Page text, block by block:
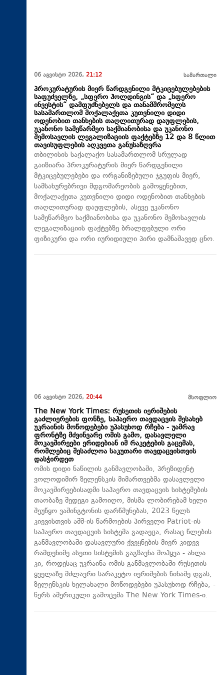
06 აგვისტო 2026, 21:12 სამართალი
პროკურატურის მიერ წარდგენილი მტკიცებულებების
საფუძველზე, „სფერო ჰოლდინგის“ და „სფერო
ინვესტის“ დამფუძნებელს და თანამშრომელს
სასამართლომ მოქალაქეთა კუთვნილი დიდი
ოდენობით თანხების თაღლითურად დაუფლების,
უკანონო სამეწარმეო საქმიანობისა და უკანონო
შემოსავლის ლეგალიზაციის ფაქტებზე 12 და 8 წლით
თავისუფლების აღკვეთა განუსაზღვრა
თბილისის საქალაქო სასამართლომ სრულად
გაიზიარა პროკურატურის მიერ წარდგენილი
მტკიცებულებები და ორგანიზებული ჯგუფის მიერ,
სამსახურებრივი მდგომარეობის გამოყენებით,
მოქალაქეთა კუთვნილი დიდი ოდენობით თანხების
თაღლითურად დაუფლების, ასევე უკანონო
სამეწარმეო საქმიანობისა და უკანონო შემოსავლის
ლეგალიზაციის ფაქტებზე ბრალდებული ორი
ფიზიკური და ორი იურიდიული პირი დამნაშავედ ცნო.
06 აგვისტო 2026, 20:44 მსოფლიო
The New York Times: რუსეთის იერიშების
გაძლიერების ფონზე, საჰაერო თავდაცვის შესახებ
უკრაინის მოწოდებები უპასუხოდ რჩება - უამრავ
ფრონტზე მძვინვარე ომის გამო, დასავლელი
მოკავშირეები ერიდებიან იმ რაკეტების გაცემას,
რომლებიც შესაძლოა საკუთარი თავდაცვისთვის
დასჭირდეთ
ომის დიდი ნაწილის განმავლობაში, პრეზიდენტ
ვოლოდიმირ ზელენსკის მიმართვებმა დასავლელი
მოკავშირეებისადმი საჰაერო თავდაცვის სისტემების
თაობაზე შედეგი გამოიღო, მისმა ლობირებამ ხელი
შეუწყო ვაშინგტონის დარწმუნებას, 2023 წელს
კიევისთვის აშშ-ის წარმოების პირველი Patriot-ის
საჰაერო თავდაცვის სისტემა გადაეცა, რასაც წლების
განმავლობაში დასავლური ქვეყნების მიერ კიდევ
რამდენიმე ასეთი სისტემის გაგზავნა მოჰყვა - ახლა
კი, როდესაც უკრაინა ომის განმავლობაში რუსეთის
ყველაზე მძლავრი სარაკეტო იერიშების წინაშე დგას,
ზელენსკის ხელახალი მოწოდებები უპასუხოდ რჩება, -
წერს ამერიკული გამოცემა The New York Times-ი.